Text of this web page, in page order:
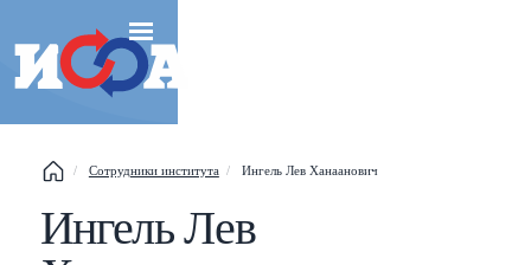
Сотрудники института Ингель Лев Ханаанович
Ингель Лев